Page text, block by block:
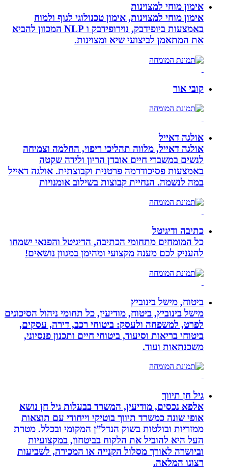
אימון מוחי למצוינות
אימון מוחי למצוינות, אימון טכנולוגי לגוף ולמוח
באמצעות ביופידבק, נוירופידבק ו NLP המכוון להביא
את המתאמן לביצועי שיא ומצוינות.
קובי אור
אולגה דאייל
אולגה דאייל, מלווה תהליכי ריפוי, החלמה וצמיחה
לנשים במשברי חיים אובדן הריון ולידה שקטה
באמצעות פסיכודרמה פרטנית וקבוצתית. אולגה דאייל
במה לנשמה. ‏הנחיית קבוצות בשילוב אומנויות‏
כתיבה ודיגיטל
כל המומחים מתחומי הכתיבה, הדיגיטל והפנאי ישמחו
להעניק לכם מענה מקצועי ומהימן במגוון נושאים!
ביטוח, מישל בינוביץ
מישל בינוביץ, ביטוח, מודיעין, כל תחומי ניהול הסיכונים
לפרט, למשפחה ולעסק: ביטוחי רכב, דירה, עסקים,
ביטוחי בריאות וסיעוד, ביטוחי חיים ותכנון פנסיוני,
משכנתאות ועוד.
גיל חן תיווך
אלפא נכסים, מודיעין, המשרד בבעלות גיל חן נושא
אופי שונה כמשרד תיווך בוטיקי וייחודי עם תוצאות
ממזריות ובולטות בשוק הנדל”ן המקומי ובכלל. מטרת
העל היא להוביל את הלקוח בביטחון, במקצועיות
וביושרה לאורך מסלול הקנייה או המכירה, לשביעות
רצונו המלאה.